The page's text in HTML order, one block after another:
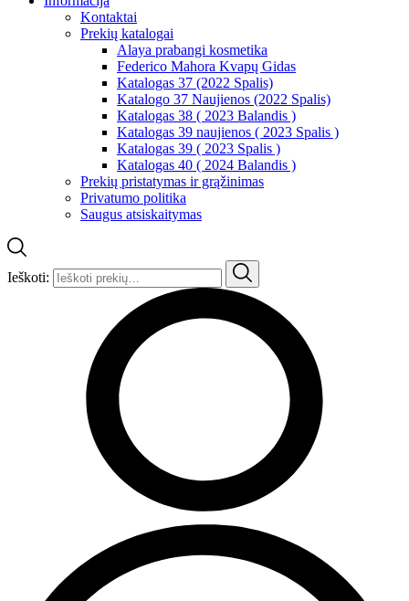
Kontaktai
Prekių katalogai
Alaya prabangi kosmetika
Federico Mahora Kvapų Gidas
Katalogas 37 (2022 Spalis)
Katalogo 37 Naujienos (2022 Spalis)
Katalogas 38 ( 2023 Balandis )
Katalogas 39 naujienos ( 2023 Spalis )
Katalogas 39 ( 2023 Spalis )
Katalogas 40 ( 2024 Balandis )
Prekių pristatymas ir grąžinimas
Privatumo politika
Saugus atsiskaitymas
Ieškoti: